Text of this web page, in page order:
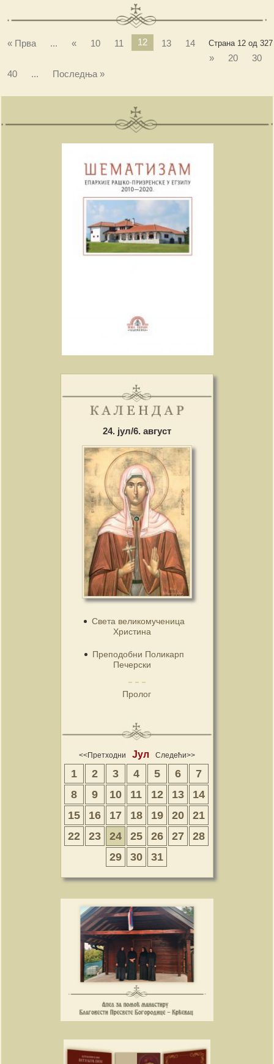
Страна 12 од 327
« Прва ... « 10 11 12 13
14
»
20
30
40
... Последња »
24. јул/6. август
Света великомученица
Христина
Преподобни Поликарп
Печерски
Пролог
<<Претходни Јул Следећи>>
1 2 3 4 5 6
7
8
9 10 11 12 13
14
15
16 17 18 19 20
21
22
23 24 25 26 27
28
29
30 31